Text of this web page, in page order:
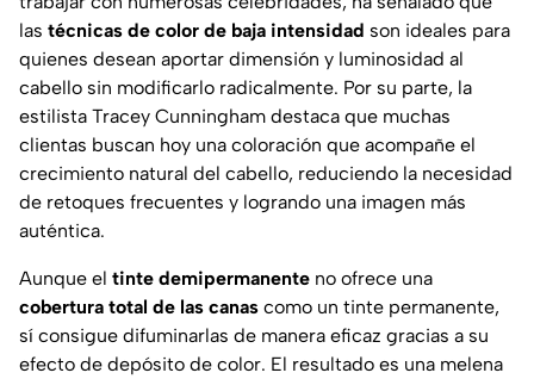
las técnicas de color de baja intensidad son ideales para
quienes desean aportar dimensión y luminosidad al
cabello sin modificarlo radicalmente. Por su parte, la
estilista Tracey Cunningham destaca que muchas
clientas buscan hoy una coloración que acompañe el
crecimiento natural del cabello, reduciendo la necesidad
de retoques frecuentes y logrando una imagen más
auténtica.
Aunque el tinte demipermanente no ofrece una
cobertura total de las canas como un tinte permanente,
sí consigue difuminarlas de manera eficaz gracias a su
efecto de depósito de color. El resultado es una melena